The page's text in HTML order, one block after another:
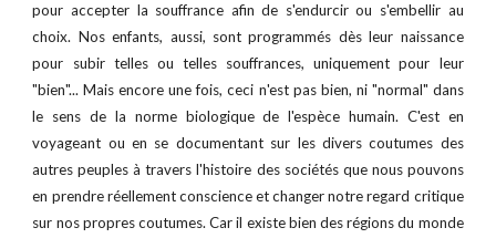
pour accepter la souffrance afin de s'endurcir ou s'embellir au
choix. Nos enfants, aussi, sont programmés dès leur naissance
pour subir telles ou telles souffrances, uniquement pour leur
"bien"... Mais encore une fois, ceci n'est pas bien, ni "normal" dans
le sens de la norme biologique de l'espèce humain. C'est en
voyageant ou en se documentant sur les divers coutumes des
autres peuples à travers l'histoire des sociétés que nous pouvons
en prendre réellement conscience et changer notre regard critique
sur nos propres coutumes. Car il existe bien des régions du monde